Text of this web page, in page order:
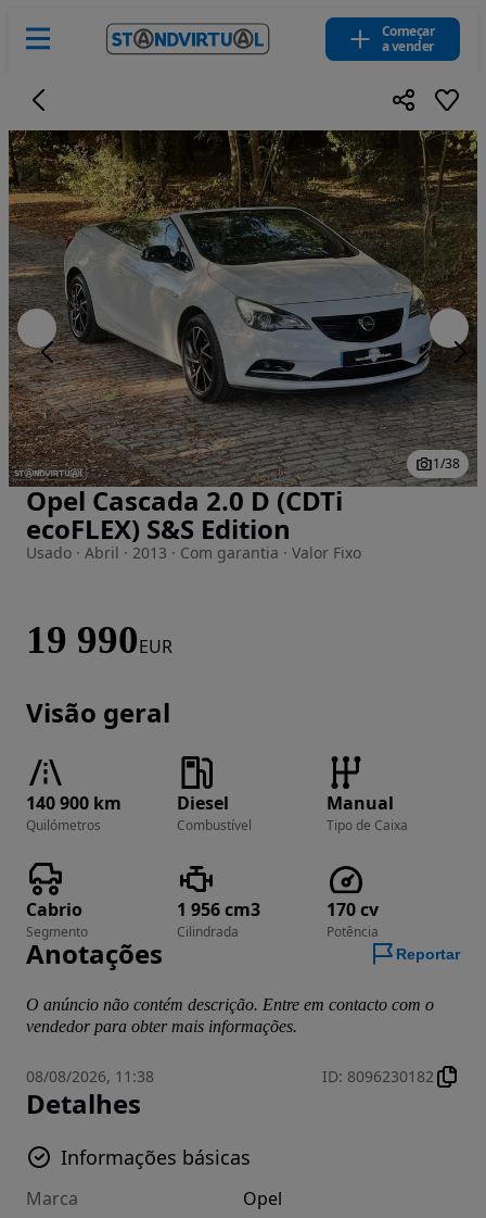
Começar
a vender
Imagem 1 de 38
1/38
Opel Cascada 2.0 D (CDTi
ecoFLEX) S&S Edition
Usado · Abril · 2013 · Com garantia · Valor Fixo
19 990EUR
Visão geral
140 900 km
Quilómetros
Diesel
Combustível
Manual
Tipo de Caixa
Cabrio
Segmento
1 956 cm3
Cilindrada
170 cv
Potência
Anotações Reportar
O anúncio não contém descrição. Entre em contacto com o
vendedor para obter mais informações.
08/08/2026, 11:38 ID: 8096230182
Detalhes
Informações básicas
Marca Opel